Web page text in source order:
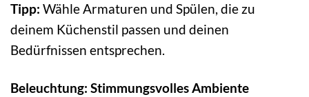
Tipp: Wähle Armaturen und Spülen, die zu
deinem Küchenstil passen und deinen
Bedürfnissen entsprechen.
Beleuchtung: Stimmungsvolles Ambiente